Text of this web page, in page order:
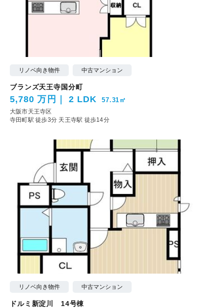
リノベ向き物件 中古マンション
ブランズ天王寺国分町
5,780 万円 2 LDK 57.31㎡
大阪市天王寺区
寺田町駅 徒歩3分 天王寺駅 徒歩14分
リノベ向き物件 中古マンション
ドルミ新淀川 14号棟